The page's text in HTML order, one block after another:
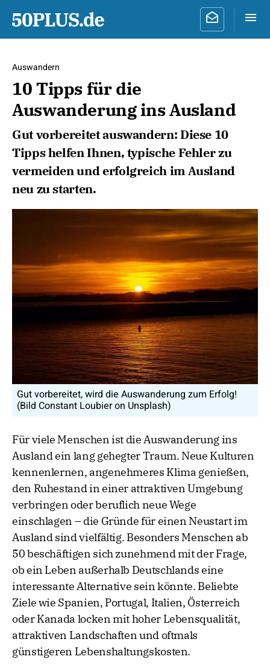
Auswandern
10 Tipps für die
Auswanderung ins Ausland
Gut vorbereitet auswandern: Diese 10
Tipps helfen Ihnen, typische Fehler zu
vermeiden und erfolgreich im Ausland
neu zu starten.
Gut vorbereitet, wird die Auswanderung zum Erfolg!
(Bild Constant Loubier on Unsplash)
Für viele Menschen ist die Auswanderung ins
Ausland ein lang gehegter Traum. Neue Kulturen
kennenlernen, angenehmeres Klima genießen,
den Ruhestand in einer attraktiven Umgebung
verbringen oder beruflich neue Wege
einschlagen – die Gründe für einen Neustart im
Ausland sind vielfältig. Besonders Menschen ab
50 beschäftigen sich zunehmend mit der Frage,
ob ein Leben außerhalb Deutschlands eine
interessante Alternative sein könnte. Beliebte
Ziele wie Spanien, Portugal, Italien, Österreich
oder Kanada locken mit hoher Lebensqualität,
attraktiven Landschaften und oftmals
günstigeren Lebenshaltungskosten.